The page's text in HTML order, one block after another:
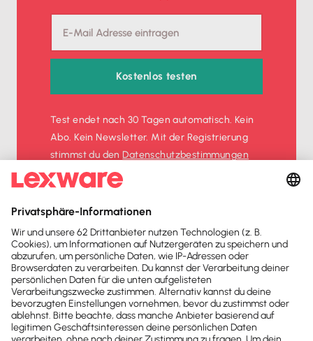
Kostenlos testen
Test endet nach 30 Tagen automatisch. Kein
Abo. Kein Newsletter. Mit der Registrierung
stimmst du denDatenschutz­bestimmungen
und denAGBzu.
Sofort50%
Newsletter